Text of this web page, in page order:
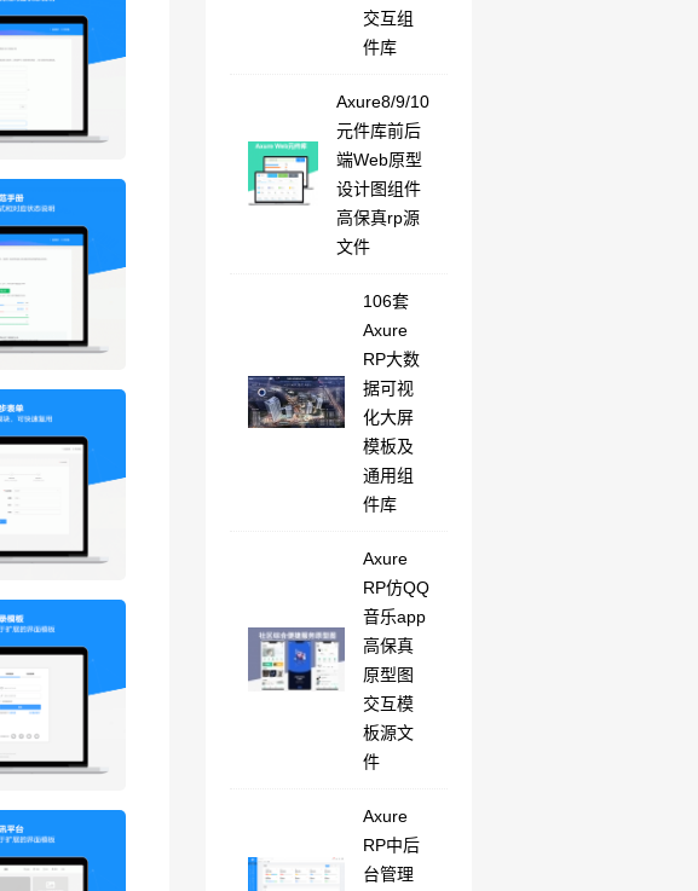
交互组
件库
Axure8/9/10
元件库前后
端Web原型
设计图组件
高保真rp源
文件
106套
Axure
RP大数
据可视
化大屏
模板及
通用组
件库
Axure
RP仿QQ
音乐app
高保真
原型图
交互模
板源文
件
Axure
RP中后
台管理